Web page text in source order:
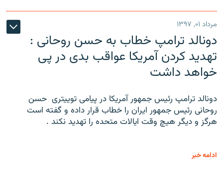
مرداد ۰۱, ۱۳۹۷
دونالد ترامپ خطاب به حسن روحانی :
تهدید کردن آمریکا عواقب بدی در پی
خواهد داشت
دونالد ترامپ رئیس جمهور آمریکا در پیامی توییتری ‌ حسن
روحانی رئیس جمهور ایران را خطاب قرار داده و گفته است
هرگز و دیگر هیچ وقت ایالات متحده را تهدید نکند .
ادامه خبر